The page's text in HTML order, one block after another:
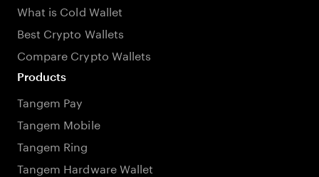
What is Cold Wallet
Best Crypto Wallets
Compare Crypto Wallets
Products
Tangem Pay
Tangem Mobile
Tangem Ring
Tangem Hardware Wallet